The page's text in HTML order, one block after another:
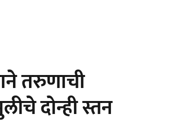
तरुणाची
दोन्ही स्तन